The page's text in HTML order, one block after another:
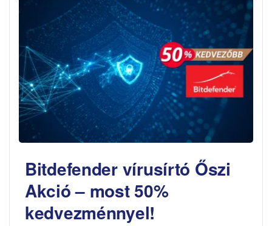
Bitdefender vírusírtó Őszi
Akció – most 50%
kedvezménnyel!